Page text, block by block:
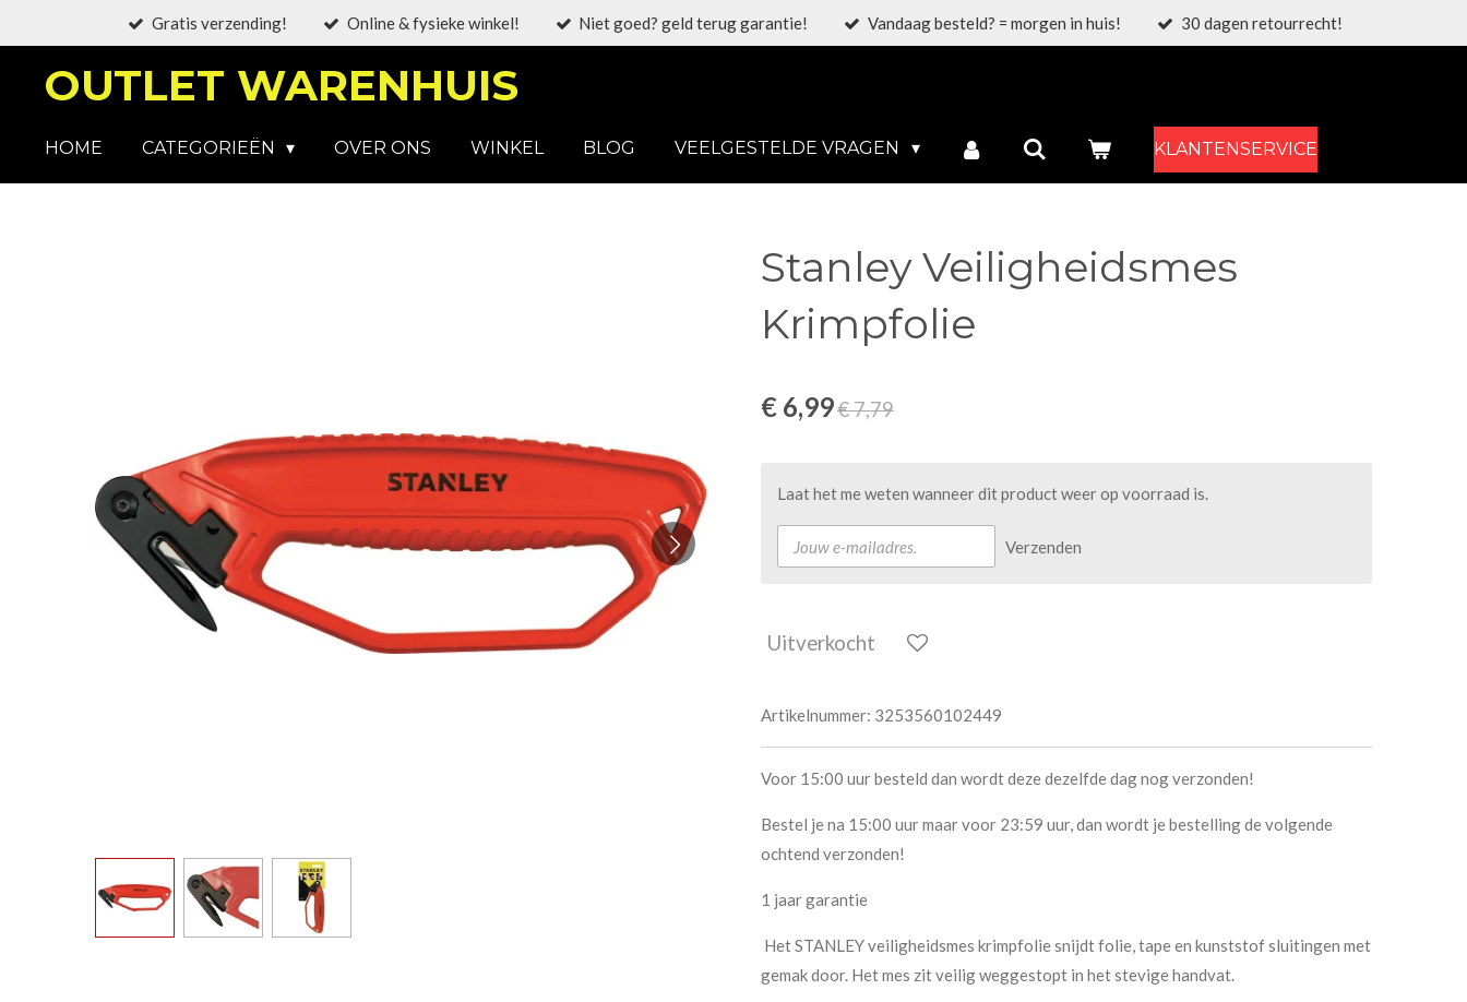
hoofdinhoud
Gratis verzending! Online & fysieke winkel! Niet goed? geld terug garantie! Vandaag besteld? = morgen in huis! 30 dagen retourrecht!
OUTLET WARENHUIS
HOME CATEGORIEËN OVER ONS WINKEL BLOG VEELGESTELDE VRAGEN KLANTENSERVICE
Stanley Veiligheidsmes
Krimpfolie
€ 6,99€ 7,79
Laat het me weten wanneer dit product weer op voorraad is.
Verzenden
Uitverkocht
Artikelnummer: 3253560102449
Voor 15:00 uur besteld dan wordt deze dezelfde dag nog verzonden!
Bestel je na 15:00 uur maar voor 23:59 uur, dan wordt je bestelling de volgende
ochtend verzonden!
1 jaar garantie
Het STANLEY veiligheidsmes krimpfolie snijdt folie, tape en kunststof sluitingen met
gemak door. Het mes zit veilig weggestopt in het stevige handvat.